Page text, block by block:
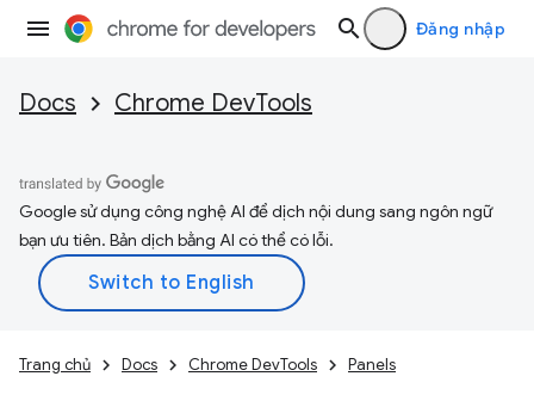
Đăng nhập
Docs Chrome DevTools
Google sử dụng công nghệ AI để dịch nội dung sang ngôn ngữ
bạn ưu tiên. Bản dịch bằng AI có thể có lỗi.
Trang chủ Docs Chrome DevTools Panels